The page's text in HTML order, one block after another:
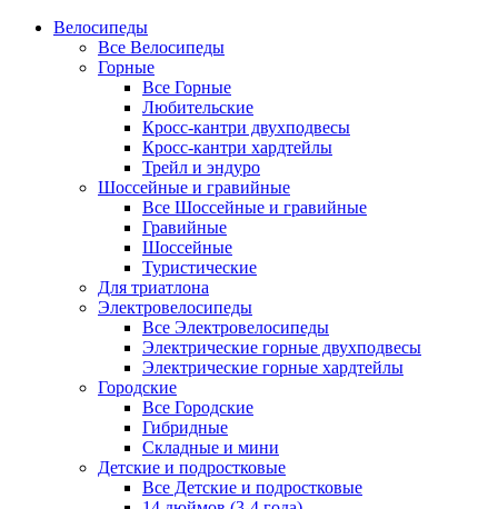
Велосипеды
Все Велосипеды
Горные
Все Горные
Любительские
Кросс-кантри двухподвесы
Кросс-кантри хардтейлы
Трейл и эндуро
Шоссейные и гравийные
Все Шоссейные и гравийные
Гравийные
Шоссейные
Туристические
Для триатлона
Электровелосипеды
Все Электровелосипеды
Электрические горные двухподвесы
Электрические горные хардтейлы
Городские
Все Городские
Гибридные
Складные и мини
Детские и подростковые
Все Детские и подростковые